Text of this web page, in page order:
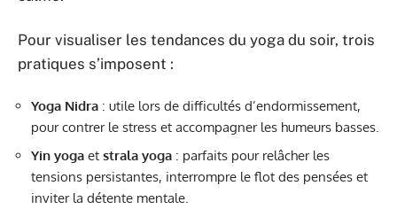
Pour visualiser les tendances du yoga du soir, trois
pratiques s’imposent :
Yoga Nidra : utile lors de difficultés d’endormissement,
pour contrer le stress et accompagner les humeurs basses.
Yin yoga et strala yoga : parfaits pour relâcher les
tensions persistantes, interrompre le flot des pensées et
inviter la détente mentale.